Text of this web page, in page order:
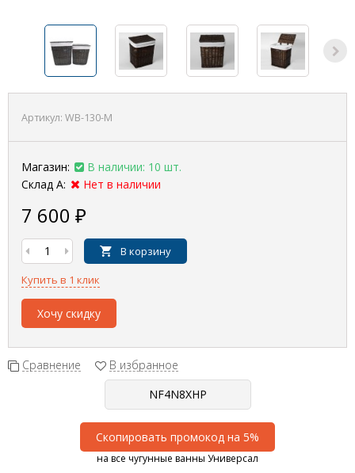
Артикул: WB-130-M
Магазин:
В наличии: 10 шт.
Склад А:
Нет в наличии
7 600 ₽
В корзину
Купить в 1 клик
Хочу скидку
Сравнение В избранное
Скопировать промокод на 5%
на все чугунные ванны Универсал